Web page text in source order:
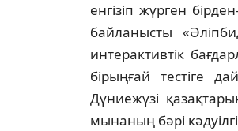
енгiзiп жүрген
байланысты
интерактивтiк
бiрыңғай тестiге
Дүниежүзi
мынаның бәрi